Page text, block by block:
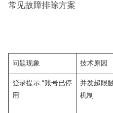
常见故障排除方案​
问题现象​ 技术原因​
登录提示 “账号已停
用”​
并发超限
机制​